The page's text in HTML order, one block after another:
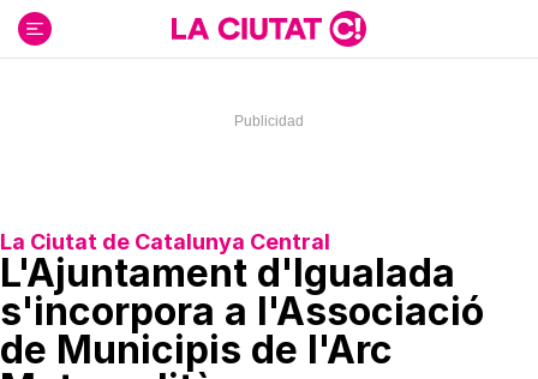
contenido
La Ciutat de Catalunya Central
L'Ajuntament d'Igualada
s'incorpora a l'Associació
de Municipis de l'Arc